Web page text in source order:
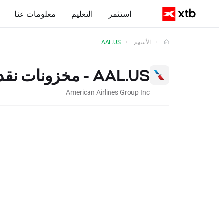
استثمر التعليم معلومات عنا
الأسهم AAL.US
AAL.US - مخزونات نقدية
American Airlines Group Inc